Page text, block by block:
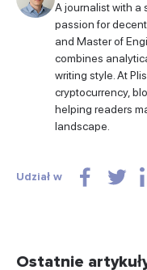
A journalist with a
passion for
and Master of
combines
writing style. At
cryptocurrency,
helping readers
landscape.
Udział w
Ostatnie